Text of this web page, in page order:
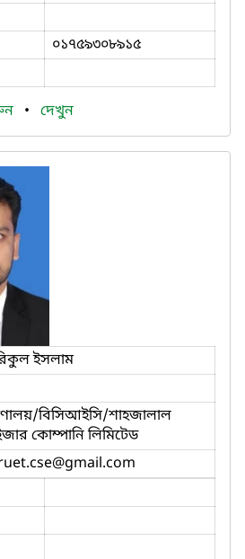
০১৭৫৯৩০৮৯১৫
• দেখুন
ইসলাম
বিসিআইসি/শাহজালাল
কোম্পানি লিমিটেড
@gmail.com